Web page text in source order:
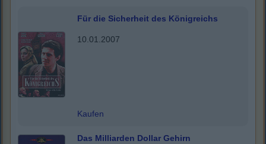
Für die Sicherheit des Königreichs
10.01.2007
Kaufen
Das Milliarden Dollar Gehirn